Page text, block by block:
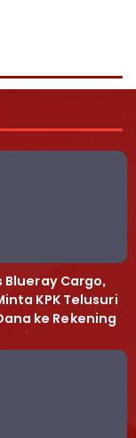
Blueray Cargo,
KPK Telusuri
ke Rekening
Heri Black